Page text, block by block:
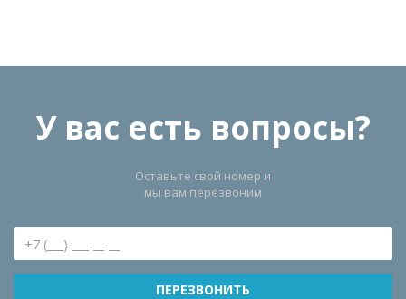
У вас есть вопросы?
Оставьте свой номер и
мы вам перезвоним